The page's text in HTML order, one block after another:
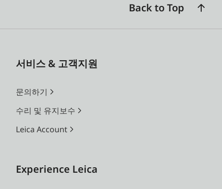
Back to Top
서비스 & 고객지원
문의하기
수리 및 유지보수
Leica Account
Experience Leica